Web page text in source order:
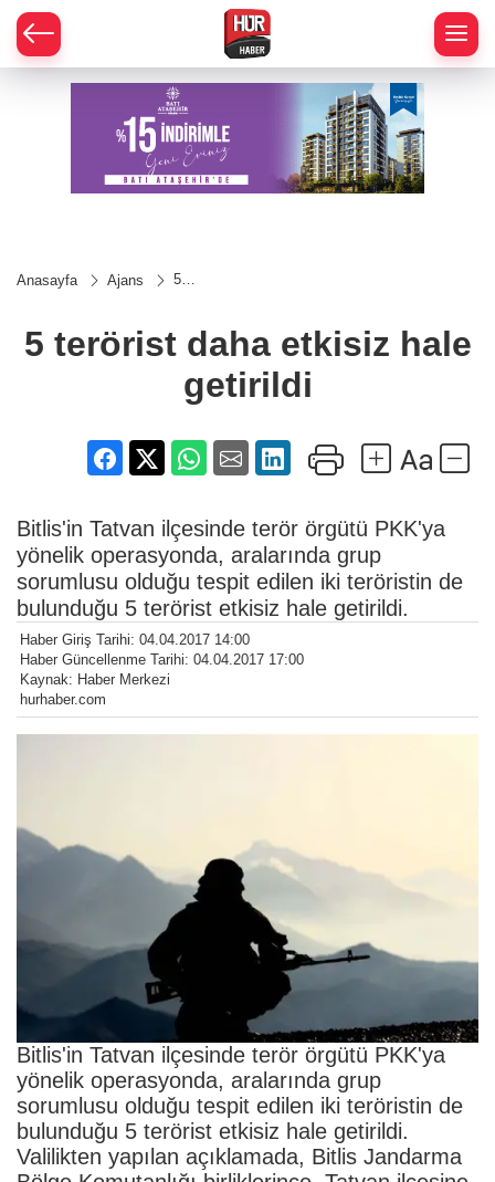
Anasayfa Ajans
5
etkisiz
hale
5 terörist daha etkisiz hale
getirildi
Bitlis'in Tatvan ilçesinde terör örgütü PKK'ya
yönelik operasyonda, aralarında grup
sorumlusu olduğu tespit edilen iki teröristin de
bulunduğu 5 terörist etkisiz hale getirildi.
Haber Giriş Tarihi: 04.04.2017 14:00
Haber Güncellenme Tarihi: 04.04.2017 17:00
Kaynak: Haber Merkezi
hurhaber.com
Bitlis'in Tatvan ilçesinde terör örgütü PKK'ya
yönelik operasyonda, aralarında grup
sorumlusu olduğu tespit edilen iki teröristin de
bulunduğu 5 terörist etkisiz hale getirildi.
Valilikten yapılan açıklamada, Bitlis Jandarma